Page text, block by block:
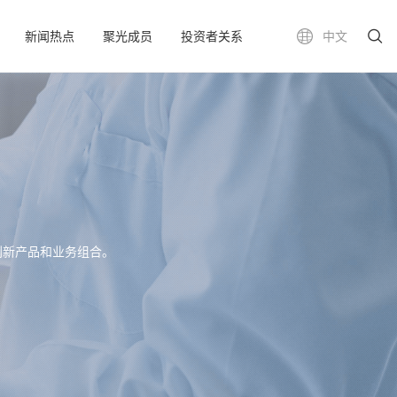
中文
新闻热点 聚光成员 投资者关系
产品和业务组合。